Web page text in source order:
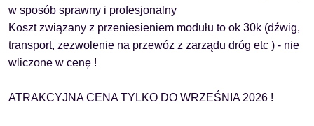
w sposób sprawny i profesjonalny
Koszt związany z przeniesieniem modułu to ok 30k (dźwig,
transport, zezwolenie na przewóz z zarządu dróg etc ) - nie
wliczone w cenę !
ATRAKCYJNA CENA TYLKO DO WRZEŚNIA 2026 !